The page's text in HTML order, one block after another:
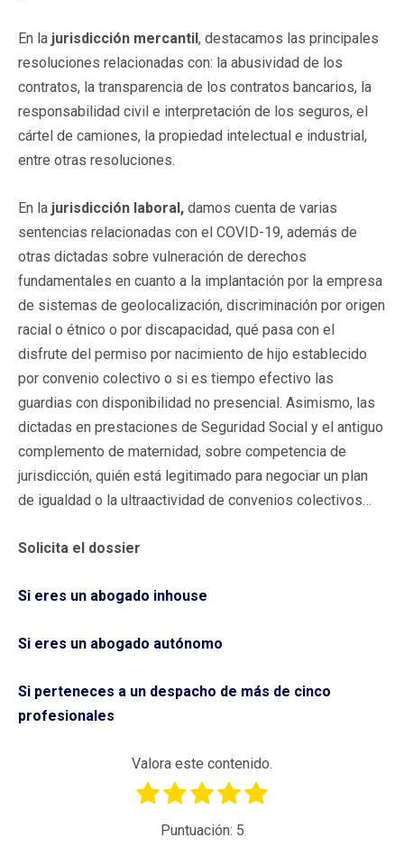
En la jurisdicción mercantil, destacamos las principales
resoluciones relacionadas con: la abusividad de los
contratos, la transparencia de los contratos bancarios, la
responsabilidad civil e interpretación de los seguros, el
cártel de camiones, la propiedad intelectual e industrial,
entre otras resoluciones.
En la jurisdicción laboral, damos cuenta de varias
sentencias relacionadas con el COVID-19, además de
otras dictadas sobre vulneración de derechos
fundamentales en cuanto a la implantación por la empresa
de sistemas de geolocalización, discriminación por origen
racial o étnico o por discapacidad, qué pasa con el
disfrute del permiso por nacimiento de hijo establecido
por convenio colectivo o si es tiempo efectivo las
guardias con disponibilidad no presencial. Asimismo, las
dictadas en prestaciones de Seguridad Social y el antiguo
complemento de maternidad, sobre competencia de
jurisdicción, quién está legitimado para negociar un plan
de igualdad o la ultraactividad de convenios colectivos…
Solicita el dossier
Si eres un abogado inhouse
Si eres un abogado autónomo
Si perteneces a un despacho de más de cinco
profesionales
Valora este contenido.
Puntuación: 5